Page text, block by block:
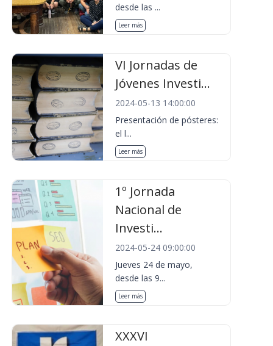
desde las ...
Leer más
VI Jornadas de
Jóvenes Investi...
2024-05-13 14:00:00
Presentación de pósteres:
el l...
Leer más
1º Jornada
Nacional de
Investi...
2024-05-24 09:00:00
Jueves 24 de mayo,
desde las 9...
Leer más
XXXVI